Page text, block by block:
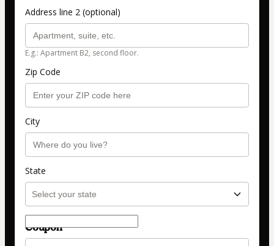
Address line 2 (optional)
E.g.: Apartment B2, second floor.
Zip Code
City
State
Coupon